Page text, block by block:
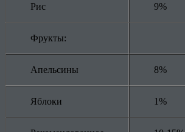
Рис 9%
Фрукты:
Апельсины 8%
Яблоки 1%